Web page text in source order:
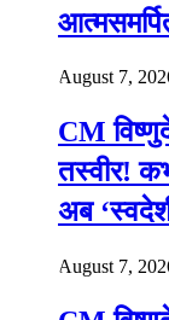
August 7,
CM
तस्वीर!
अब
August 7,